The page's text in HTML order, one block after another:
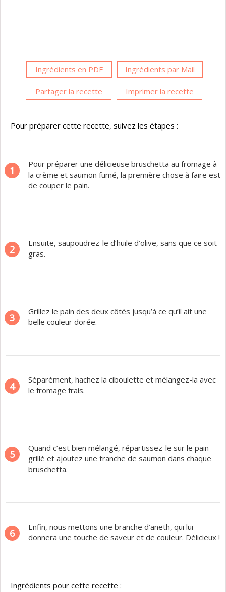
Ingrédients en PDF Ingrédients par Mail
Partager la recette Imprimer la recette
Pour préparer cette recette, suivez les étapes :
1
Pour préparer une délicieuse bruschetta au fromage à
la crème et saumon fumé, la première chose à faire est
de couper le pain.
2
Ensuite, saupoudrez-le d’huile d’olive, sans que ce soit
gras.
3
Grillez le pain des deux côtés jusqu’à ce qu’il ait une
belle couleur dorée.
4
Séparément, hachez la ciboulette et mélangez-la avec
le fromage frais.
5
Quand c’est bien mélangé, répartissez-le sur le pain
grillé et ajoutez une tranche de saumon dans chaque
bruschetta.
6
Enfin, nous mettons une branche d’aneth, qui lui
donnera une touche de saveur et de couleur. Délicieux !
Ingrédients pour cette recette :